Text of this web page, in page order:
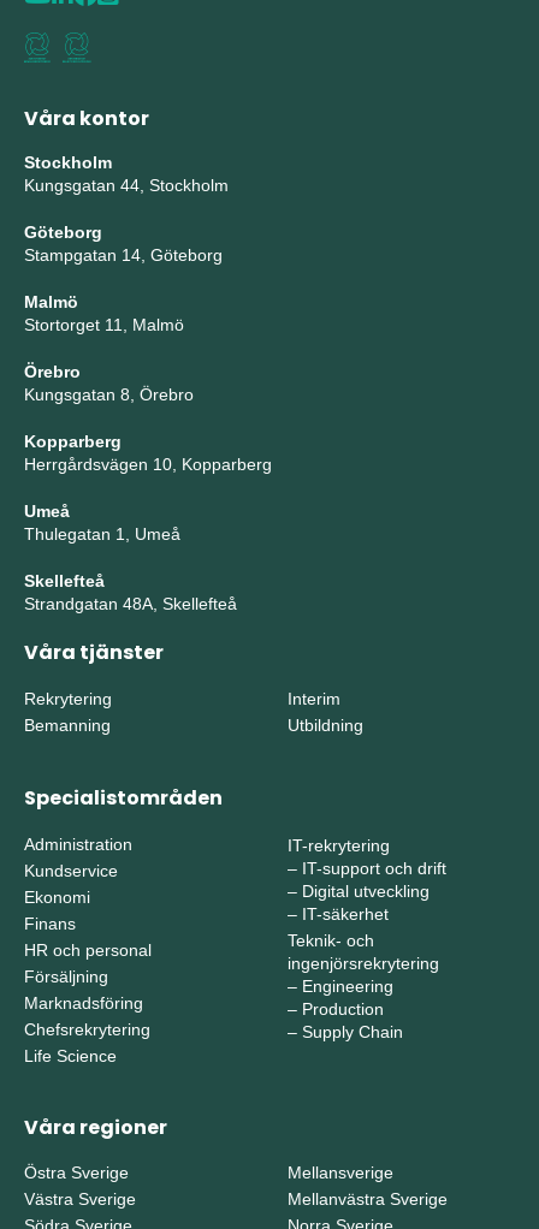
Våra kontor
Stockholm
Kungsgatan 44, Stockholm
Göteborg
Stampgatan 14, Göteborg
Malmö
Stortorget 11, Malmö
Örebro
Kungsgatan 8, Örebro
Kopparberg
Herrgårdsvägen 10, Kopparberg
Umeå
Thulegatan 1, Umeå
Skellefteå
Strandgatan 48A, Skellefteå
Våra tjänster
Rekrytering
Bemanning
Interim
Utbildning
Specialistområden
Administration
Kundservice
Ekonomi
Finans
HR och personal
Försäljning
Marknadsföring
Chefsrekrytering
Life Science
IT-rekrytering
– IT-support och drift
– Digital utveckling
– IT-säkerhet
Teknik- och
ingenjörsrekrytering
– Engineering
– Production
– Supply Chain
Våra regioner
Östra Sverige
Västra Sverige
Mellansverige
Mellanvästra Sverige